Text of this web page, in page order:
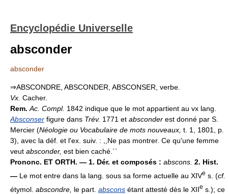
Encyclopédie Universelle
absconder
absconder
⇒ABSCONDRE, ABSCONDER, ABSCONSER, verbe.
Vx. Cacher.
Rem. Ac. Compl. 1842 indique que le mot appartient au vx lang.
Absconser figure dans Trév. 1771 et absconder est donné par S.
Mercier (Néologie ou Vocabulaire de mots nouveaux, t. 1, 1801, p.
3), avec la déf. et l'ex. suiv. : ,,Ne pas montrer. Ce qu'une femme
veut absconder, est bien caché.``
Prononc. ET ORTH. — 1. Dér. et composés : abscons. 2. Hist.
— Le mot entre dans la lang. sous sa forme actuelle au XIVe s. (cf.
étymol. abscondre, le part. abscons étant attesté dès le XIIe s.); ce